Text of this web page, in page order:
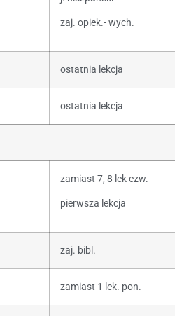
zaj. opiek.- wych.
ostatnia lekcja
ostatnia lekcja
zamiast 7, 8 lek czw.
pierwsza lekcja
zaj. bibl.
zamiast 1 lek. pon.